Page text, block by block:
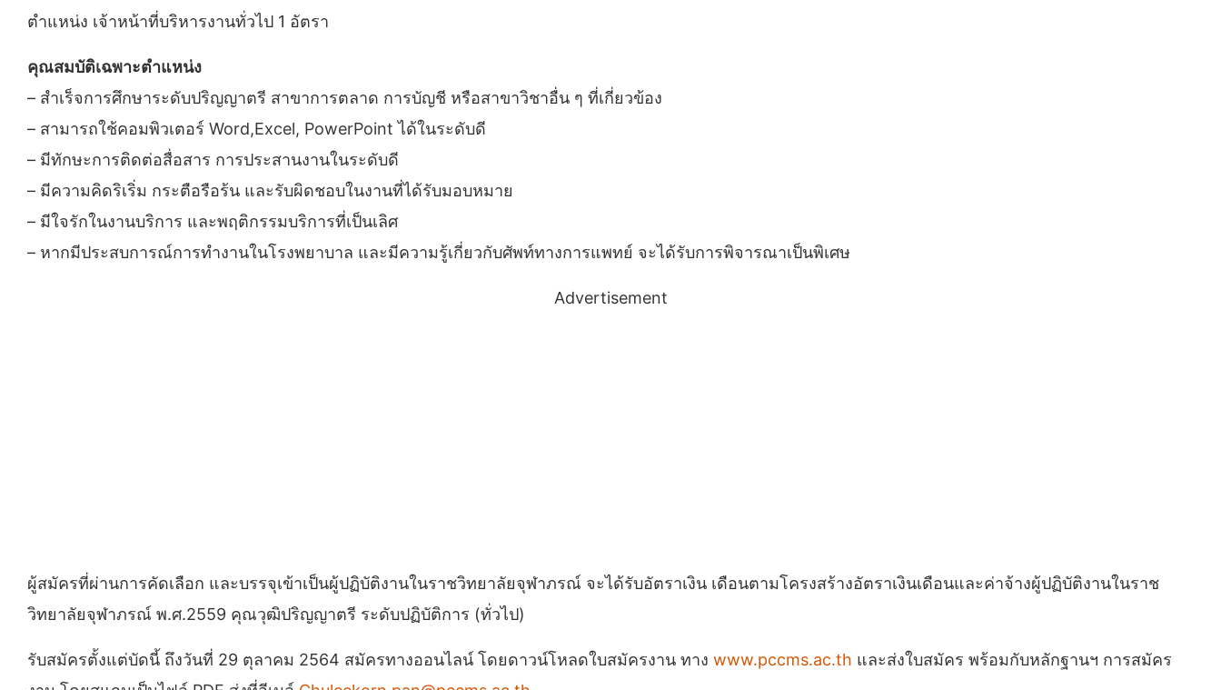
ตำแหน่ง เจ้าหน้าที่บริหารงานทั่วไป 1 อัตรา
คุณสมบัติเฉพาะตำแหน่ง
– สำเร็จการศึกษาระดับปริญญาตรี สาขาการตลาด การบัญชี หรือสาขาวิชาอื่น ๆ ที่เกี่ยวข้อง
– สามารถใช้คอมพิวเตอร์ Word,Excel, PowerPoint ได้ในระดับดี
– มีทักษะการติดต่อสื่อสาร การประสานงานในระดับดี
– มีความคิดริเริ่ม กระตือรือร้น และรับผิดชอบในงานที่ได้รับมอบหมาย
– มีใจรักในงานบริการ และพฤติกรรมบริการที่เป็นเลิศ
– หากมีประสบการณ์การทำงานในโรงพยาบาล และมีความรู้เกี่ยวกับศัพท์ทางการแพทย์ จะได้รับการพิจารณาเป็นพิเศษ
Advertisement
ผู้สมัครที่ผ่านการคัดเลือก และบรรจุเข้าเป็นผู้ปฏิบัติงานในราชวิทยาลัยจุฬาภรณ์ จะได้รับอัตราเงิน เดือนตามโครงสร้างอัตราเงินเดือนและค่าจ้างผู้ปฏิบัติงานในราช
วิทยาลัยจุฬาภรณ์ พ.ศ.2559 คุณวุฒิปริญญาตรี ระดับปฏิบัติการ (ทั่วไป)
รับสมัครตั้งแต่บัดนี้ ถึงวันที่ 29 ตุลาคม 2564 สมัครทางออนไลน์ โดยดาวน์โหลดใบสมัครงาน ทาง www.pccms.ac.th และส่งใบสมัคร พร้อมกับหลักฐานฯ การสมัคร